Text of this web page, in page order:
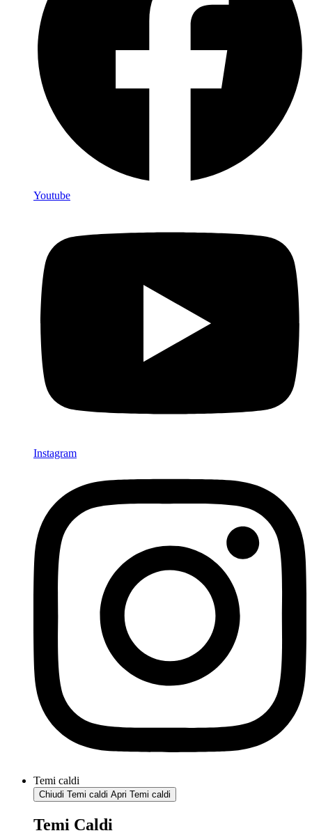
Youtube
Instagram
Temi caldi
Chiudi Temi caldi Apri Temi caldi
Temi Caldi